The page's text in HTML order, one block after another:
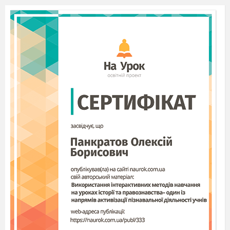
що – небудь приємне. Групі дається хвилина,
аби діти могли подумати про те, що вони
хочуть сказати один одному.
Після того, як пройде перший учасник,
зверніть увагу дітей на те, яку сяючу усмішку
на його обличчі викликають приємні слова,
сказані на його адресу.
(Щоб не розвіяти позитивного настрою, обговорення
проводити не потрібно).
Часто нам набагато легше критикувати
інших і вказувати на їхні недоліки, ніж
помічати їхні гарні риси, але це не робить
щасливішими ні нас, ні тих, кого ми
критикуємо. Кожному з нас потрібні
добрі слова. Спасибі вам всім!
«Ти де?»
Інструкція